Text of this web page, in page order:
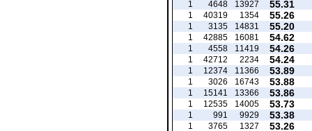
55.31
13927
4648
1
55.26
1354
40319
1
55.20
14831
3135
1
54.62
16081
42885
1
54.26
11419
4558
1
54.24
2234
42712
1
53.89
11366
12374
1
53.88
16743
3026
1
53.86
13366
15141
1
53.73
14005
12535
1
53.38
9929
991
1
53.26
1327
3765
1